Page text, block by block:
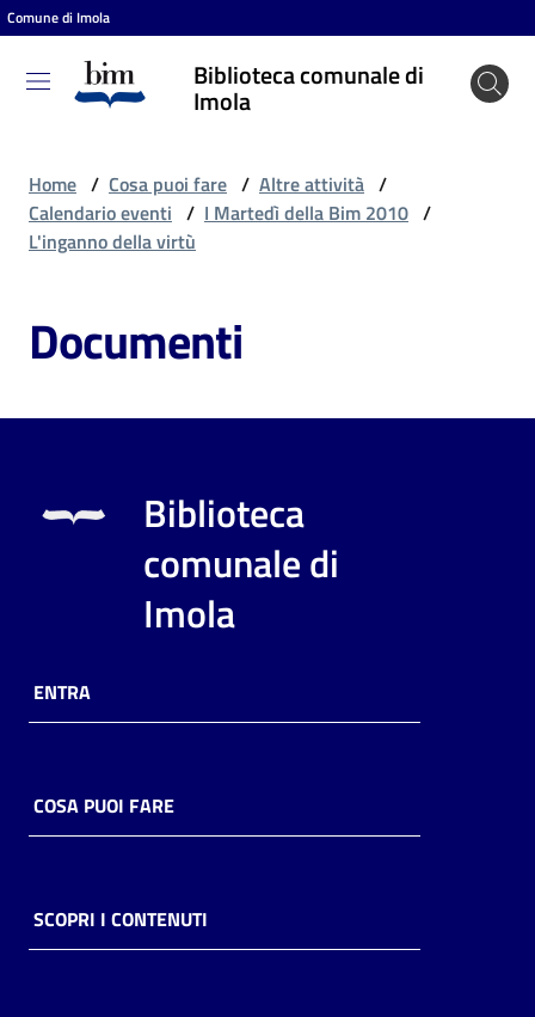
Vai al contenuto
Vai alla navigazione
Vai al footer
Comune di Imola
Biblioteca comunale di
Imola
Biblioteca
comunale
Cosa
fare
Scopri
online
Piani
Home / Cosa puoi fare / Altre attività /
Calendario eventi / I Martedì della Bim 2010 /
L'inganno della virtù
Documenti
Biblioteca
comunale di
Imola
ENTRA
COSA PUOI FARE
SCOPRI I CONTENUTI